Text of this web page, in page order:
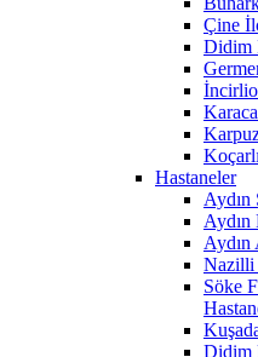
Çine
Didim
Hastaneler
Aydın
Aydın
Aydın
Nazilli
Söke
Didim